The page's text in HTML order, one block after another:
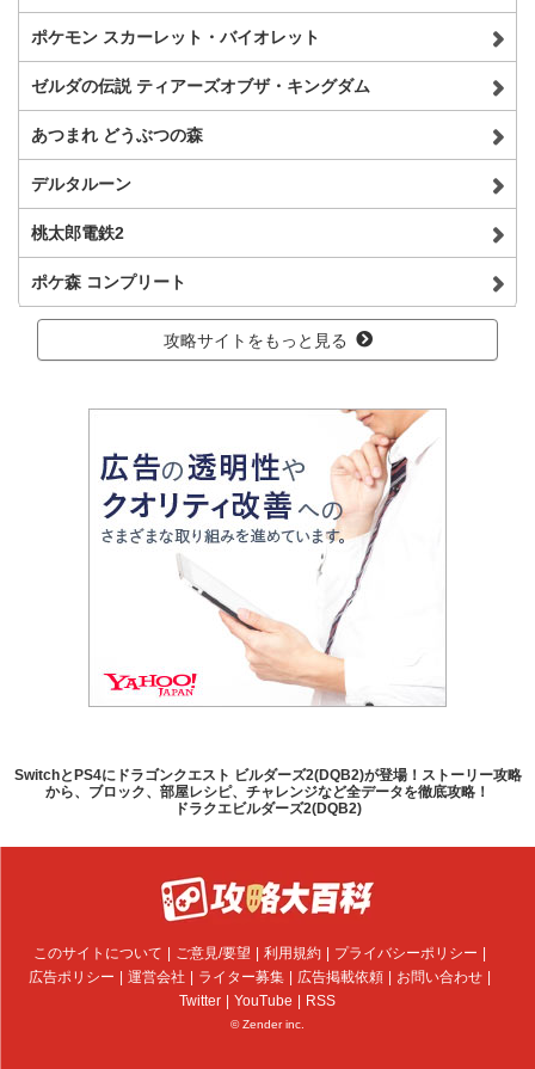
ポケモン スカーレット・バイオレット
ゼルダの伝説 ティアーズオブザ・キングダム
あつまれ どうぶつの森
デルタルーン
桃太郎電鉄2
ポケ森 コンプリート
攻略サイトをもっと見る
SwitchとPS4にドラゴンクエスト ビルダーズ2(DQB2)が登場！ストーリー攻略
から、ブロック、部屋レシピ、チャレンジなど全データを徹底攻略！
ドラクエビルダーズ2(DQB2)
このサイトについて ご意見/要望 利用規約
プライバシーポリシー
広告ポリシー
運営会社 ライター募集 広告掲載依頼
お問い合わせ
Twitter
YouTube RSS
© Zender inc.